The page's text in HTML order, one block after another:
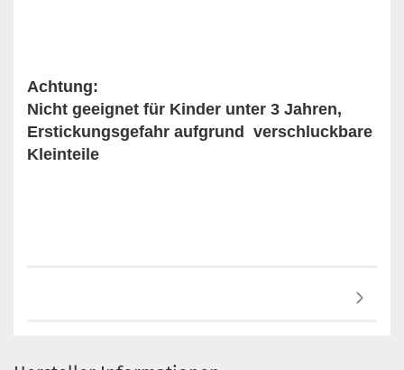
Achtung:
Nicht geeignet für Kinder unter 3 Jahren,
Erstickungsgefahr aufgrund verschluckbare
Kleinteile